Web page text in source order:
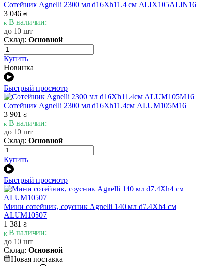
Сотейник Agnelli 2300 мл d16Xh11.4 см ALIX105ALIN16
3 046 ₴
В наличии:
до 10 шт
Склад: Основной
Купить
Новинка
Быстрый просмотр
Сотейник Agnelli 2300 мл d16Xh11.4см ALUM105M16
3 901 ₴
В наличии:
до 10 шт
Склад: Основной
Купить
Быстрый просмотр
Мини сотейник, соусник Agnelli 140 мл d7.4Xh4 см
ALUM10507
1 381 ₴
В наличии:
до 10 шт
Склад: Основной
Новая поставка